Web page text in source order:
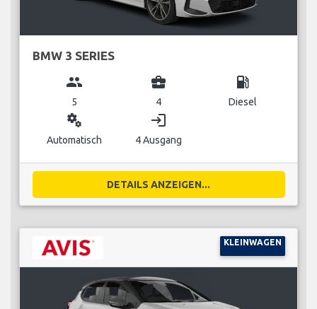
BMW 3 SERIES
group
5
business_center
4
local_gas_station
Diesel
miscellaneous_services
Automatisch
login
4 Ausgang
DETAILS ANZEIGEN...
KLEINWAGEN